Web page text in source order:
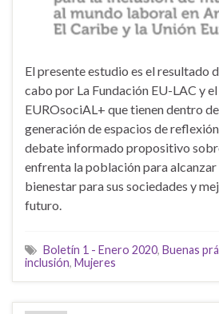
El presente estudio es el resultado
cabo por La Fundación EU-LAC y
EUROsociAL+ que tienen dentro
generación de espacios de
debate informado propositivo
enfrenta la población para
bienestar para sus sociedades y
futuro.
Boletín 1 - Enero 2020, Buenas
inclusión, Mujeres